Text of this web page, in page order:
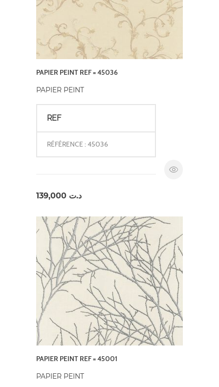
PAPIER PEINT REF = 45036
PAPIER PEINT
REF
RÉFÉRENCE : 45036
د.ت
PAPIER PEINT REF = 45001
PAPIER PEINT